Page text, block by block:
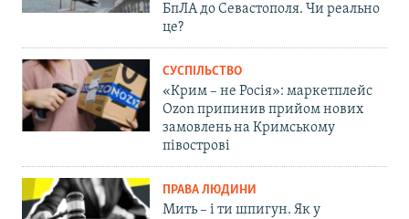
БпЛА до Севастополя. Чи реально
це?
СУСПІЛЬСТВО
«Крим – не Росія»: маркетплейс
Ozon припинив прийом нових
замовлень на Кримському
півострові
ПРАВА ЛЮДИНИ
Мить – і ти шпигун. Як у